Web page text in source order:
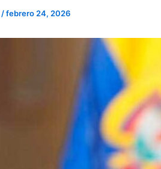
/febrero 24, 2026